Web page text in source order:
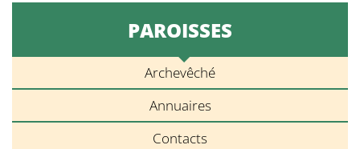
PAROISSES
Archevêché
Annuaires
Contacts